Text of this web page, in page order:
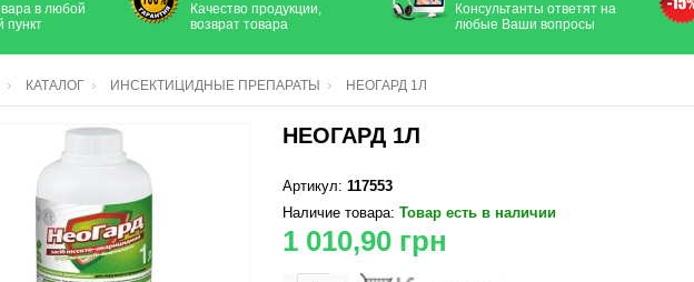
в любой
пункт
Качество продукции,
возврат товара
Консультанты ответят на
любые Ваши вопросы
КАТАЛОГ ИНСЕКТИЦИДНЫЕ ПРЕПАРАТЫ НЕОГАРД 1Л
НЕОГАРД 1Л
Артикул: 117553
Наличие товара: Товар есть в наличии
1 010,90 грн